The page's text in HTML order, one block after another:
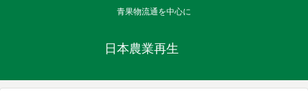
青果物流通を中心に
日本農業再生